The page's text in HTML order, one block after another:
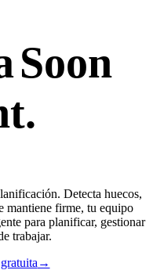
Soon
Detecta huecos,
mantiene firme, tu equipo
para planificar, gestionar
trabajar.
→